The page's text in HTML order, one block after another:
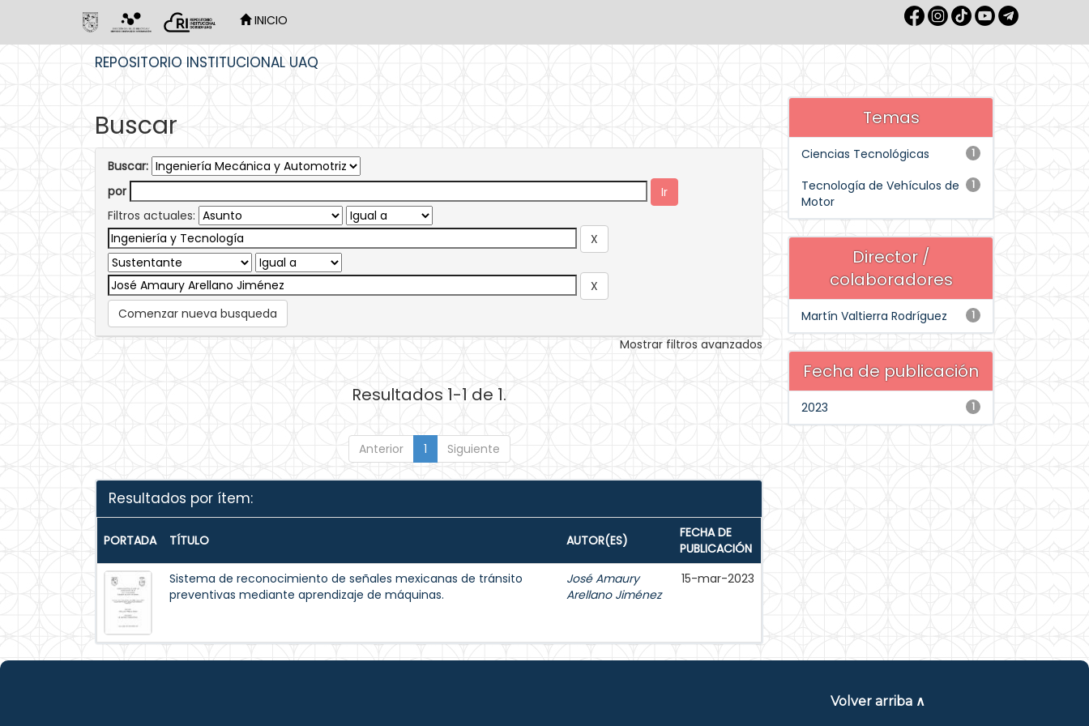
INICIO
REPOSITORIO INSTITUCIONAL UAQ
Buscar
Buscar:
por
Filtros actuales:
Comenzar nueva busqueda
Mostrar filtros avanzados
Resultados 1-1 de 1.
Anterior 1 Siguiente
Resultados por ítem:
PORTADA TÍTULO AUTOR(ES)
FECHA DE
PUBLICACIÓN
Sistema de reconocimiento de señales mexicanas de tránsito
preventivas mediante aprendizaje de máquinas.
José Amaury
Arellano Jiménez
15-mar-2023
Temas
1
Ciencias Tecnológicas
1
Tecnología de Vehículos de
Motor
Director /
colaboradores
1
Martín Valtierra Rodríguez
Fecha de publicación
1
2023
Volver arriba ∧